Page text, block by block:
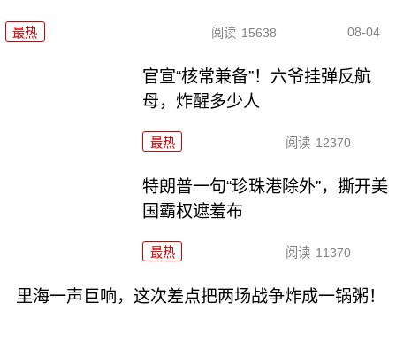
最热 阅读 15638 08-04
官宣“核常兼备”！六爷挂弹反航
母，炸醒多少人
最热 阅读 12370
特朗普一句“珍珠港除外”，撕开美
国霸权遮羞布
最热 阅读 11370
里海一声巨响，这次差点把两场战争炸成一锅粥！